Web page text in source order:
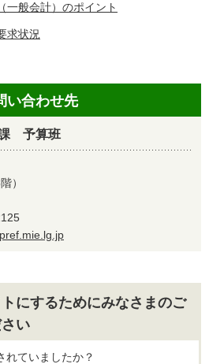
一般会計）のポイント
求状況
い合わせ先
予算班
）
にするためにみなさまのご
い
れていましたか？